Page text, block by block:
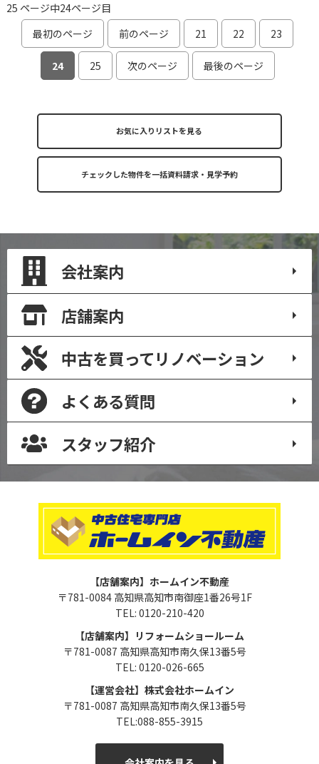
25 ページ中24ページ目
最初のページ
前のページ 21 22 23
24 25 次のページ 最後のページ
お気に入りリストを見る
会社案内
店舗案内
中古を買ってリノベーション
よくある質問
スタッフ紹介
【店舗案内】ホームイン不動産
〒781-0084 高知県高知市南御座1番26号1F
TEL: 0120-210-420
【店舗案内】リフォームショールーム
〒781-0087 高知県高知市南久保13番5号
TEL: 0120-026-665
【運営会社】株式会社ホームイン
〒781-0087 高知県高知市南久保13番5号
TEL:088-855-3915